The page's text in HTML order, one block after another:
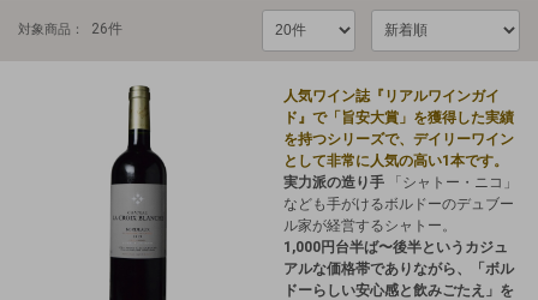
対象商品： 26件
人気ワイン誌『リアルワインガイ
ド』で「旨安大賞」を獲得した実績
を持つシリーズで、デイリーワイン
として非常に人気の高い1本です。
実力派の造り手「シャトー・ニコ」
なども手がけるボルドーのデュブー
ル家が経営するシャトー。
1,000円台半ば〜後半というカジュ
アルな価格帯でありながら、「ボル
ドーらしい安心感と飲みごたえ」を